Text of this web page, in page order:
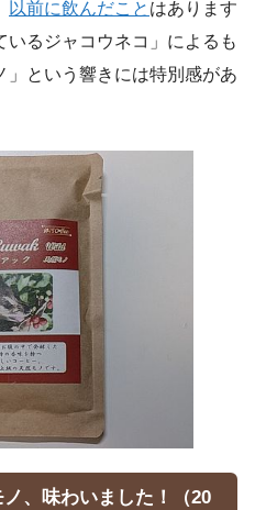
以前に飲んだこと はあります
るジャコウネコ」によるも
という響きには特別感があ
、味わいました！
（20